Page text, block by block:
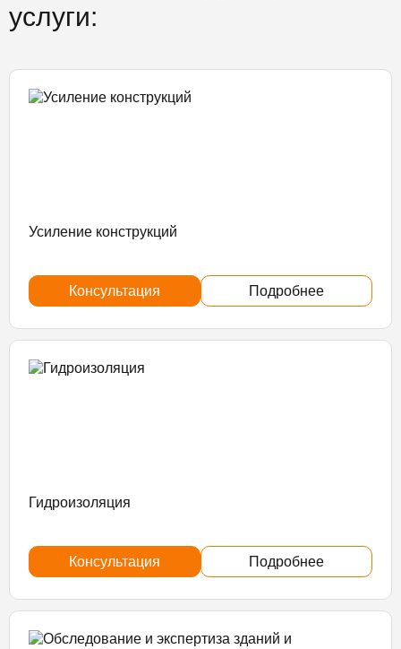
услуги:
Усиление конструкций
Консультация Подробнее
Гидроизоляция
Консультация Подробнее